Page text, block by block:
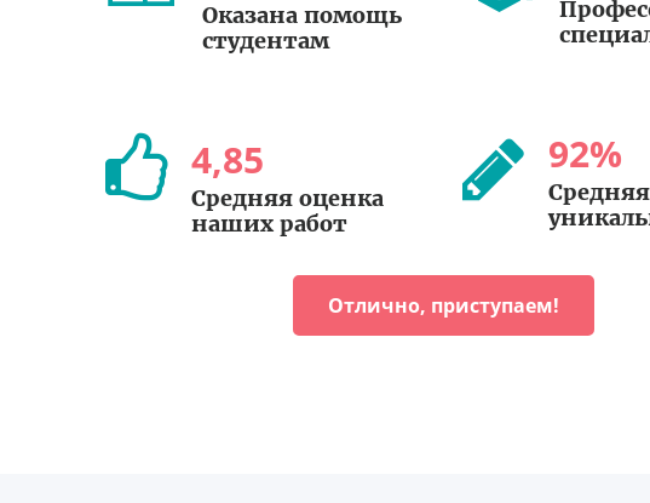
Оказана помощь
студентам
4,85
Средняя оценка
наших работ
92%
Средняя
Отлично, приступаем!